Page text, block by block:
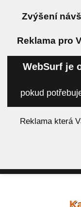
Zvýšení
Reklama pro
WebSurf je
pokud
Reklama která